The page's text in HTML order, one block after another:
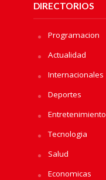
DIRECTORIOS
Programacion
Actualidad
Internacionales
Deportes
Entretenimiento
Tecnologia
Salud
Economicas